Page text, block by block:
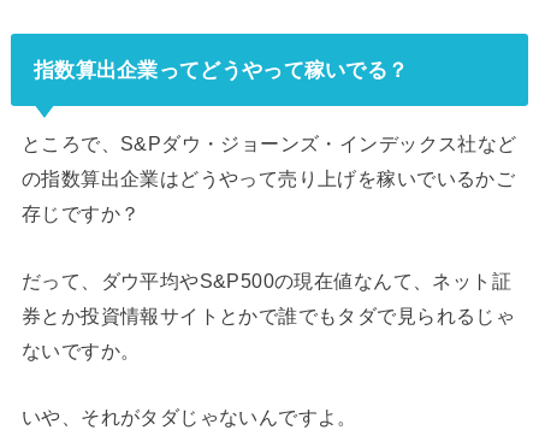
指数算出企業ってどうやって稼いでる？
ところで、S&Pダウ・ジョーンズ・インデックス社など
の指数算出企業はどうやって売り上げを稼いでいるかご
存じですか？
だって、ダウ平均やS&P500の現在値なんて、ネット証
券とか投資情報サイトとかで誰でもタダで見られるじゃ
ないですか。
いや、それがタダじゃないんですよ。